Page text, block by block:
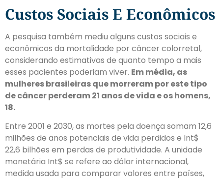
Custos Sociais E Econômicos
A pesquisa também mediu alguns custos sociais e
econômicos da mortalidade por câncer colorretal,
considerando estimativas de quanto tempo a mais
esses pacientes poderiam viver. Em média, as
mulheres brasileiras que morreram por este tipo
de câncer perderam 21 anos de vida e os homens,
18.
Entre 2001 e 2030, as mortes pela doença somam 12,6
milhões de anos potenciais de vida perdidos e Int$
22,6 bilhões em perdas de produtividade. A unidade
monetária Int$ se refere ao dólar internacional,
medida usada para comparar valores entre países,